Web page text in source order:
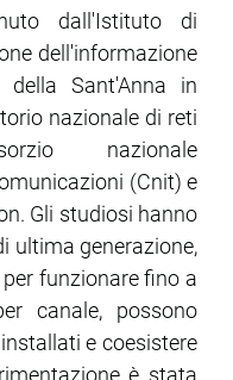
dall'Istituto di
dell'informazione
della Sant'Anna in
nazionale di reti
nazionale
(Cnit) e
Gli studiosi hanno
ultima generazione,
funzionare fino a
canale, possono
e coesistere
è stata